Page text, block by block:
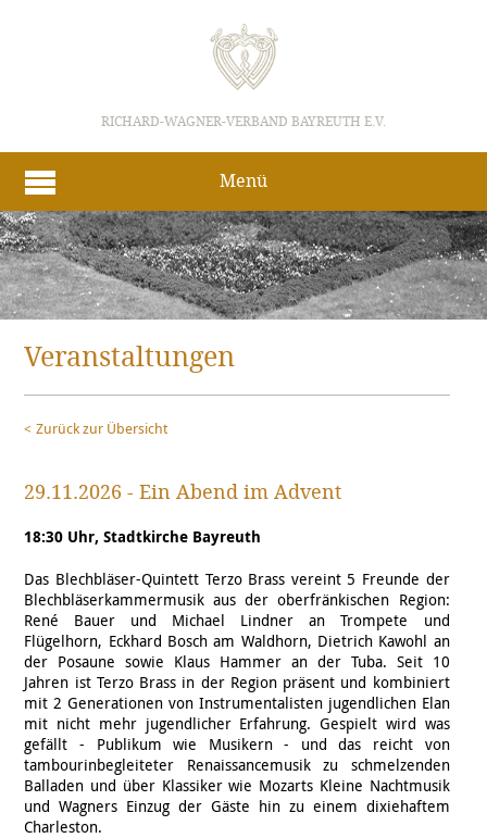
RICHARD-WAGNER-VERBAND BAYREUTH E.V.
Menü
Veranstaltungen
Zurück zur Übersicht
29.11.2026 - Ein Abend im Advent
18:30 Uhr, Stadtkirche Bayreuth
Das Blechbläser-Quintett Terzo Brass vereint 5 Freunde der
Blechbläserkammermusik aus der oberfränkischen Region:
René Bauer und Michael Lindner an Trompete und
Flügelhorn, Eckhard Bosch am Waldhorn, Dietrich Kawohl an
der Posaune sowie Klaus Hammer an der Tuba. Seit 10
Jahren ist Terzo Brass in der Region präsent und kombiniert
mit 2 Generationen von Instrumentalisten jugendlichen Elan
mit nicht mehr jugendlicher Erfahrung. Gespielt wird was
gefällt - Publikum wie Musikern - und das reicht von
tambourinbegleiteter Renaissancemusik zu schmelzenden
Balladen und über Klassiker wie Mozarts Kleine Nachtmusik
und Wagners Einzug der Gäste hin zu einem dixiehaftem
Charleston.